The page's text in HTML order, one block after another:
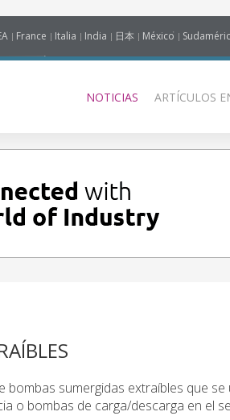
France Italia India 日本 México
NOTICIAS ARTÍCULOS
bombas sumergidas extraíbles que
o bombas de carga/descarga en el